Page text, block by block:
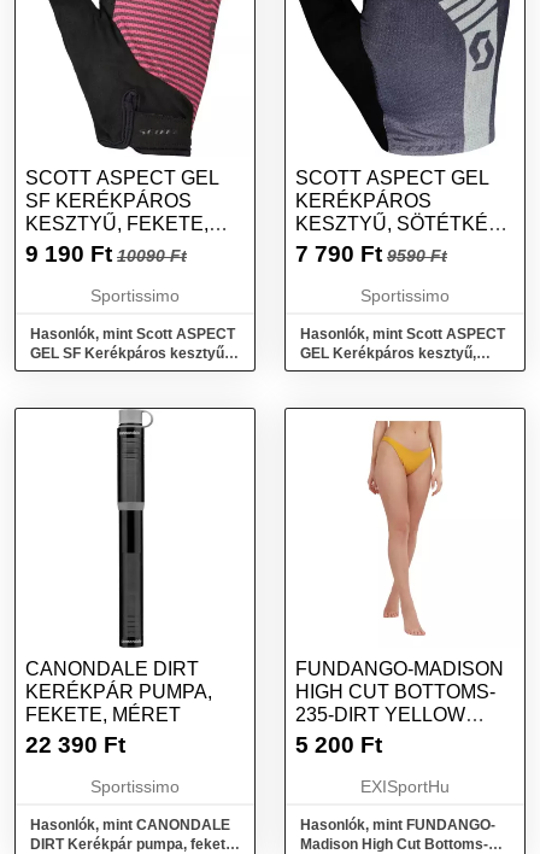
SCOTT ASPECT GEL
SF KERÉKPÁROS
KESZTYŰ, FEKETE,
MÉRET
9 190 Ft 10090 Ft
Sportissimo
Hasonlók, mint Scott ASPECT
GEL SF Kerékpáros kesztyű,
fekete, méret
SCOTT ASPECT GEL
KERÉKPÁROS
KESZTYŰ, SÖTÉTKÉK,
MÉRET
7 790 Ft 9590 Ft
Sportissimo
Hasonlók, mint Scott ASPECT
GEL Kerékpáros kesztyű,
sötétkék, méret
CANONDALE DIRT
KERÉKPÁR PUMPA,
FEKETE, MÉRET
22 390 Ft
Sportissimo
Hasonlók, mint CANONDALE
DIRT Kerékpár pumpa, fekete,
FUNDANGO-MADISON
HIGH CUT BOTTOMS-
235-DIRT YELLOW
SÁRGA M
5 200 Ft
EXISportHu
Hasonlók, mint FUNDANGO-
Madison High Cut Bottoms-